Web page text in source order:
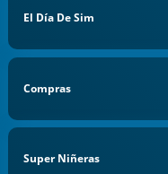
El Día De Sim
Compras
Super Niñeras